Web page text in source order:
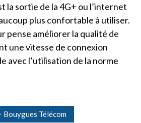
la sortie de la 4G+ ou l’internet
plus confortable à utiliser.
pense améliorer la qualité de
une vitesse de connexion
avec l’utilisation de la norme
Bouygues Télécom